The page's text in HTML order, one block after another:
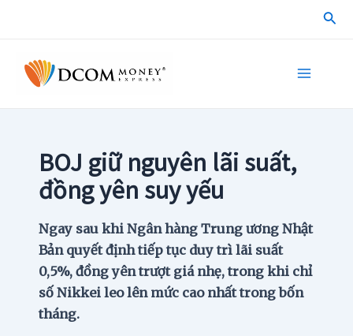
BOJ giữ nguyên lãi suất,
đồng yên suy yếu
Ngay sau khi Ngân hàng Trung ương Nhật
Bản quyết định tiếp tục duy trì lãi suất
0,5%, đồng yên trượt giá nhẹ, trong khi chỉ
số Nikkei leo lên mức cao nhất trong bốn
tháng.